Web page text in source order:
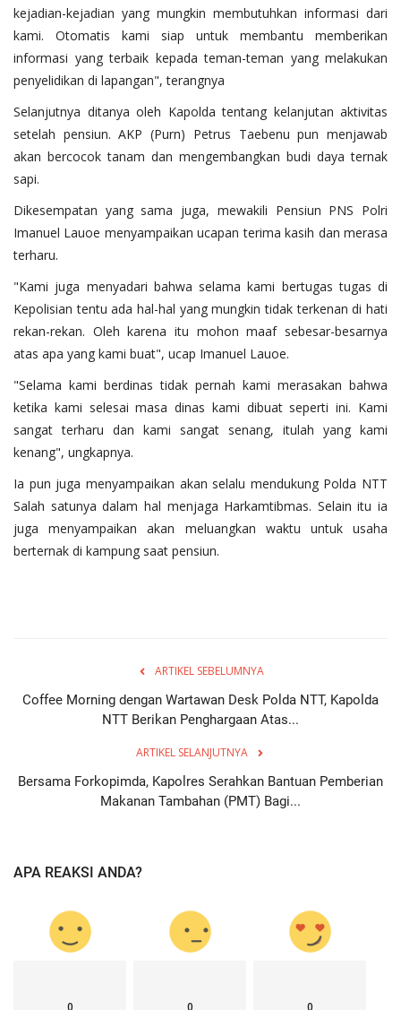
kejadian-kejadian yang mungkin membutuhkan informasi dari
kami. Otomatis kami siap untuk membantu memberikan
informasi yang terbaik kepada teman-teman yang melakukan
penyelidikan di lapangan", terangnya
Selanjutnya ditanya oleh Kapolda tentang kelanjutan aktivitas
setelah pensiun. AKP (Purn) Petrus Taebenu pun menjawab
akan bercocok tanam dan mengembangkan budi daya ternak
sapi.
Dikesempatan yang sama juga, mewakili Pensiun PNS Polri
Imanuel Lauoe menyampaikan ucapan terima kasih dan merasa
terharu.
"Kami juga menyadari bahwa selama kami bertugas tugas di
Kepolisian tentu ada hal-hal yang mungkin tidak terkenan di hati
rekan-rekan. Oleh karena itu mohon maaf sebesar-besarnya
atas apa yang kami buat", ucap Imanuel Lauoe.
"Selama kami berdinas tidak pernah kami merasakan bahwa
ketika kami selesai masa dinas kami dibuat seperti ini. Kami
sangat terharu dan kami sangat senang, itulah yang kami
kenang", ungkapnya.
Ia pun juga menyampaikan akan selalu mendukung Polda NTT
Salah satunya dalam hal menjaga Harkamtibmas. Selain itu ia
juga menyampaikan akan meluangkan waktu untuk usaha
berternak di kampung saat pensiun.
ARTIKEL SEBELUMNYA
Coffee Morning dengan Wartawan Desk Polda NTT, Kapolda
NTT Berikan Penghargaan Atas...
ARTIKEL SELANJUTNYA
Bersama Forkopimda, Kapolres Serahkan Bantuan Pemberian
Makanan Tambahan (PMT) Bagi...
APA REAKSI ANDA?
0 0 0